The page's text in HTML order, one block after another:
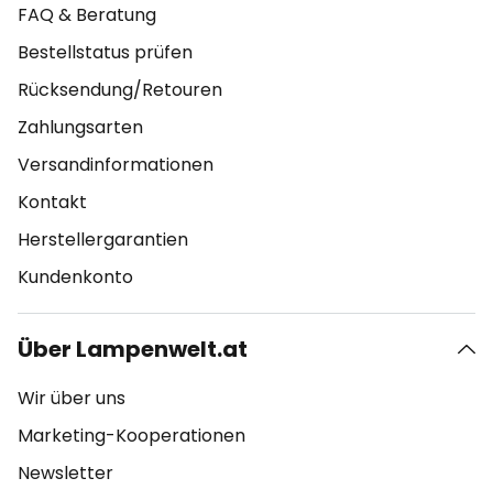
FAQ & Beratung
Bestellstatus prüfen
Rücksendung/Retouren
Zahlungsarten
Versandinformationen
Kontakt
Herstellergarantien
Kundenkonto
Über Lampenwelt.at
Wir über uns
Marketing-Kooperationen
Newsletter